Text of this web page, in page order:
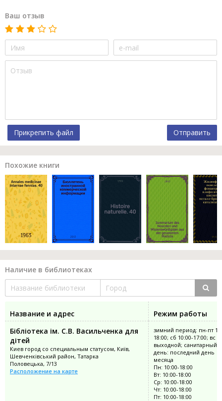
Ваш отзыв
Прикрепить файл Отправить
Похожие книги
Наличие в библиотеках
Название и адрес
Режим работы
Бібліотека ім. С.В. Васильченка для
дітей
Киев город со специальным статусом, Київ,
Шевченківський район, Татарка
Половецька, 7/13
Расположение на карте
зимний период: пн-пт
18:00; сб 10:00-17:00; вс
выходной; санитарный
день: последний день
месяца
Пн: 10:00-18:00
Вт: 10:00-18:00
Ср: 10:00-18:00
Чт: 10:00-18:00
Пт: 10:00-18:00